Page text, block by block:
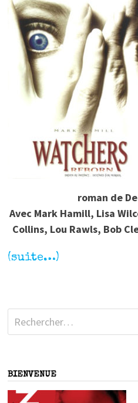
roman de
Avec Mark Hamill, Lisa
Collins, Lou Rawls, Bob
(suite…)
Rechercher :
BIENVENUE